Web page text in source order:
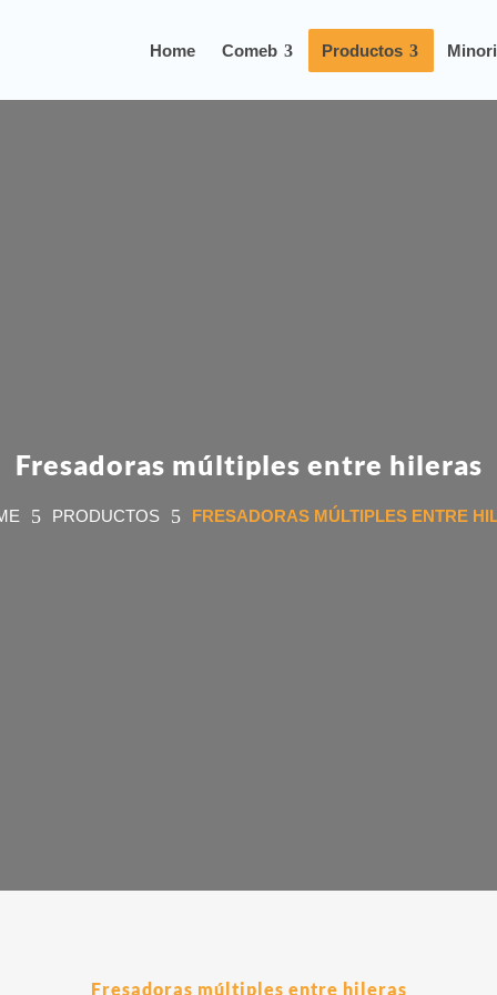
Home Comeb Productos
Fresadoras múltiples entre hileras
5 PRODUCTOS 5 FRESADORAS MÚLTIPLES ENTRE
Fresadoras múltiples entre hileras